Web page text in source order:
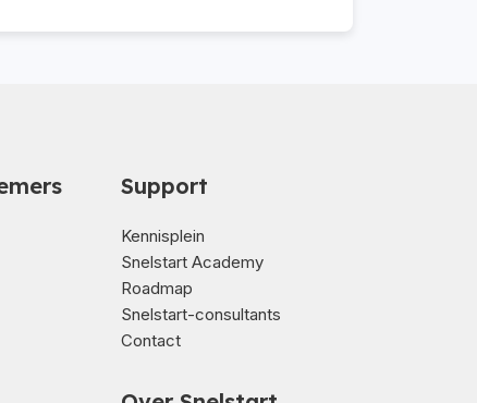
Support
Kennisplein
Snelstart Academy
Roadmap
Snelstart-consultants
Contact